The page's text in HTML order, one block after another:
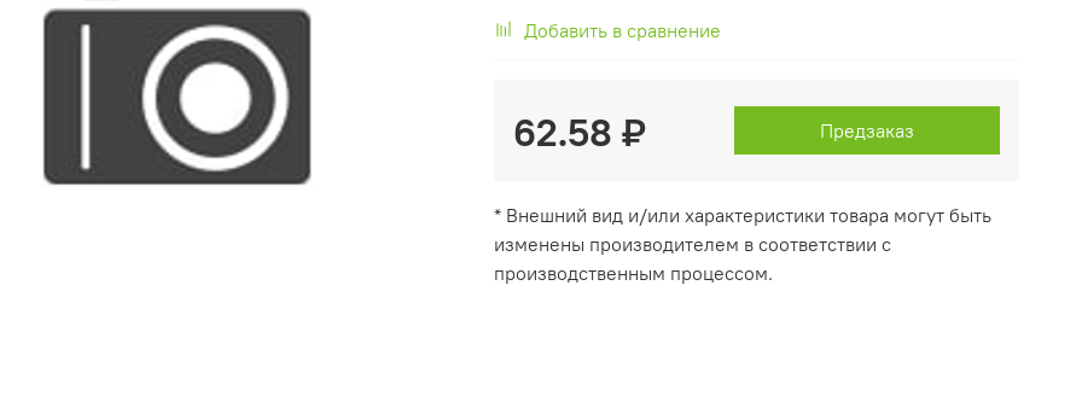
Добавить в сравнение
62.58 ₽ Предзаказ
* Внешний вид и/или характеристики товара могут быть
изменены производителем в соответствии с
производственным процессом.